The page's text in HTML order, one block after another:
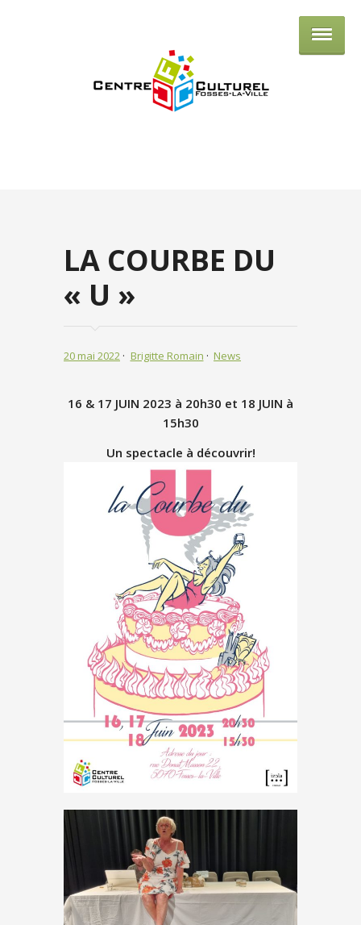
Centre culturel de Fosses-la-Ville
LA COURBE DU
« U »
20 mai 2022 Brigitte Romain News
16 & 17 JUIN 2023 à 20h30 et 18 JUIN à
15h30
Un spectacle à découvrir!